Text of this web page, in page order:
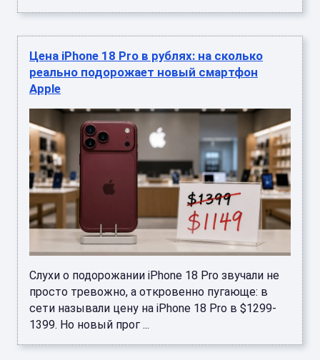
Цена iPhone 18 Pro в рублях: на сколько
реально подорожает новый смартфон
Apple
Слухи о подорожании iPhone 18 Pro звучали не
просто тревожно, а откровенно пугающе: в
сети называли цену на iPhone 18 Pro в $1299-
1399. Но новый прог ...